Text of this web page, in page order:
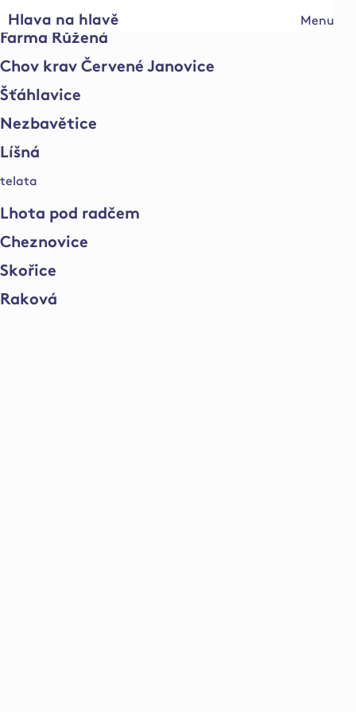
Menu
Hlava na hlavě
SVOM s.r.o. Farma Svučice
Farma Růžená
Chov krav Červené Janovice
Šťáhlavice
Nezbavětice
Líšná
telata
Lhota pod radčem
Cheznovice
Skořice
Raková